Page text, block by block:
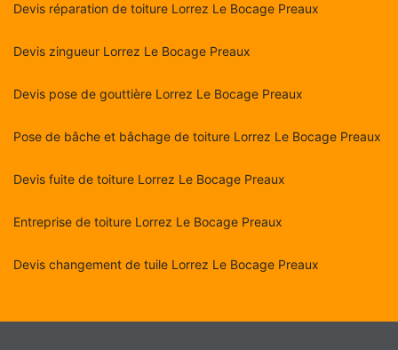
Devis réparation de toiture Lorrez Le Bocage Preaux
Devis zingueur Lorrez Le Bocage Preaux
Devis pose de gouttière Lorrez Le Bocage Preaux
Pose de bâche et bâchage de toiture Lorrez Le Bocage Preaux
Devis fuite de toiture Lorrez Le Bocage Preaux
Entreprise de toiture Lorrez Le Bocage Preaux
Devis changement de tuile Lorrez Le Bocage Preaux